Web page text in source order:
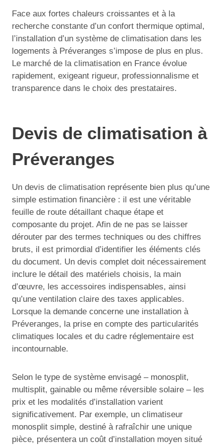
Face aux fortes chaleurs croissantes et à la
recherche constante d’un confort thermique optimal,
l’installation d’un système de climatisation dans les
logements à Préveranges s’impose de plus en plus.
Le marché de la climatisation en France évolue
rapidement, exigeant rigueur, professionnalisme et
transparence dans le choix des prestataires.
Devis de climatisation à
Préveranges
Un devis de climatisation représente bien plus qu’une
simple estimation financière : il est une véritable
feuille de route détaillant chaque étape et
composante du projet. Afin de ne pas se laisser
dérouter par des termes techniques ou des chiffres
bruts, il est primordial d’identifier les éléments clés
du document. Un devis complet doit nécessairement
inclure le détail des matériels choisis, la main
d’œuvre, les accessoires indispensables, ainsi
qu’une ventilation claire des taxes applicables.
Lorsque la demande concerne une installation à
Préveranges, la prise en compte des particularités
climatiques locales et du cadre réglementaire est
incontournable.
Selon le type de système envisagé – monosplit,
multisplit, gainable ou même réversible solaire – les
prix et les modalités d’installation varient
significativement. Par exemple, un climatiseur
monosplit simple, destiné à rafraîchir une unique
pièce, présentera un coût d’installation moyen situé